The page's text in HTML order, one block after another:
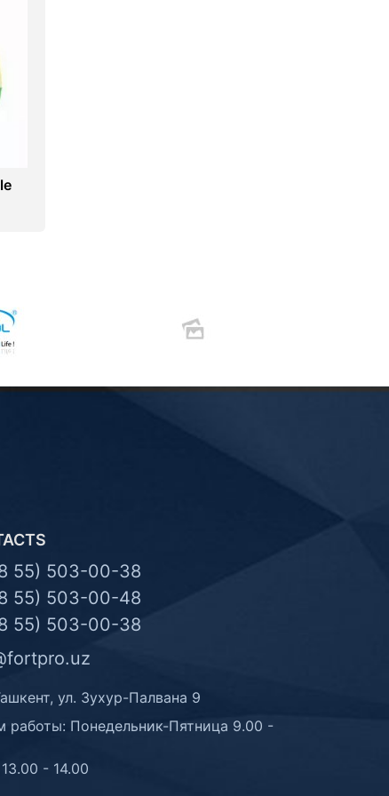
55) 503-00-38
55) 503-00-48
55) 503-00-38
ул. Зухур-Палвана 9
работы: Понедельник-Пятница 9.00 -
- 14.00